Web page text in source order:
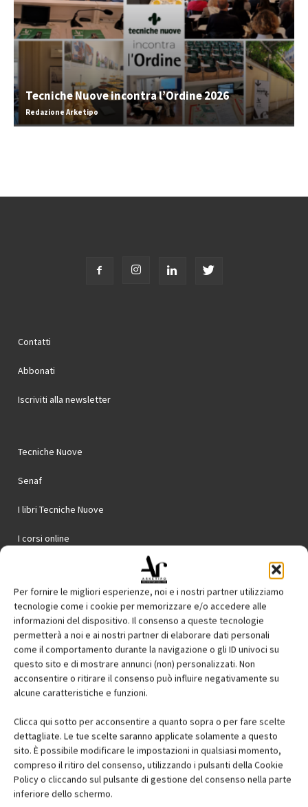
Per fornire le migliori esperienze, noi e i nostri partner utilizziamo
tecnologie come i cookie per memorizzare e/o accedere alle
informazioni del dispositivo. Il consenso a queste tecnologie
permetterà a noi e ai nostri partner di elaborare dati personali
come il comportamento durante la navigazione o gli ID univoci su
questo sito e di mostrare annunci (non) personalizzati. Non
acconsentire o ritirare il consenso può influire negativamente su
alcune caratteristiche e funzioni.
Clicca qui sotto per acconsentire a quanto sopra o per fare scelte
dettagliate. Le tue scelte saranno applicate solamente a questo
sito. È possibile modificare le impostazioni in qualsiasi momento,
compreso il ritiro del consenso, utilizzando i pulsanti della Cookie
Policy o cliccando sul pulsante di gestione del consenso nella parte
inferiore dello schermo.
Tecniche Nuove incontra l’Ordine 2026
Redazione Arketipo
Contatti
Abbonati
Iscriviti alla newsletter
Tecniche Nuove
Senaf
I libri Tecniche Nuove
I corsi online
Disclaimer e note legali Privacy Cookie Policy
© Tecniche Nuove Spa. Tutti i diritti riservati. Sede legale Via Eritrea 21 - 20157
Milano | Codice fiscale, Partita IVA e Iscrizione al Registro delle imprese di Milano:
00753480151
Registrazione Tribunale di Milano n. 57 del 7 febbraio 2006 | ROC n. 24344 dell'11
marzo 2014